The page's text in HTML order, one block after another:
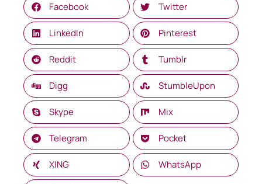
Facebook Twitter
LinkedIn Pinterest
Reddit Tumblr
Digg StumbleUpon
Skype Mix
Telegram Pocket
XING WhatsApp